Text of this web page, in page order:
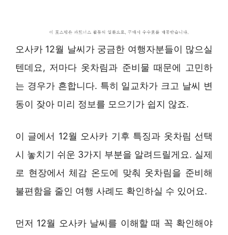
오사카 12월 날씨가 궁금한 여행자분들이 많으실
텐데요, 저마다 옷차림과 준비물 때문에 고민하
는 경우가 흔합니다. 특히 일교차가 크고 날씨 변
동이 잦아 미리 정보를 모으기가 쉽지 않죠.
이 글에서 12월 오사카 기후 특징과 옷차림 선택
시 놓치기 쉬운 3가지 부분을 알려드릴게요. 실제
로 현장에서 체감 온도에 맞춰 옷차림을 준비해
불편함을 줄인 여행 사례도 확인하실 수 있어요.
먼저 12월 오사카 날씨를 이해할 때 꼭 확인해야